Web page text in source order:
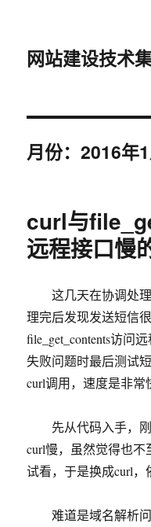
网站建设技术
月份：2016年
curl与
远程接口慢
这几天在协调处理
理完后发现发送短信
file_get_contents访问
失败问题时最后测试
curl调用，速度是非常
先从代码入手，刚
curl慢，虽然觉得也
试看，于是换成curl，
难道是域名解析问